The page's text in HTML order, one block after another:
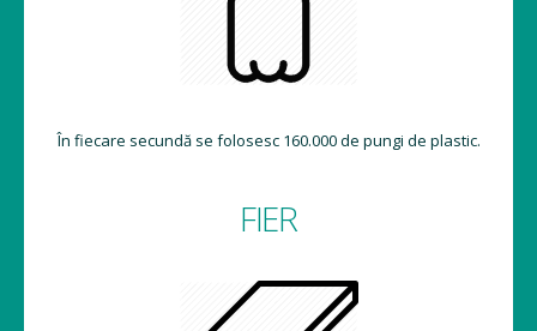
În fiecare secundă se folosesc 160.000 de pungi de plastic.
FIER